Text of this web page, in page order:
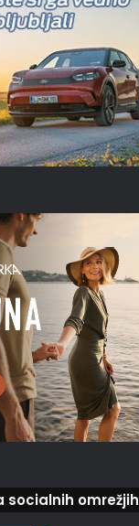
socialnih omrežjih